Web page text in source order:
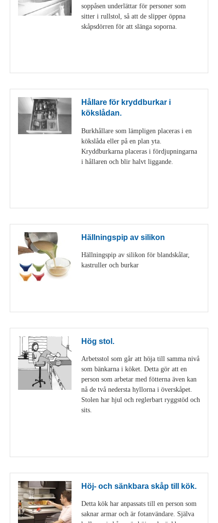
soppåsen underlättar för personer som
sitter i rullstol, så att de slipper öppna
skåpsdörren för att slänga soporna.
Hållare för kryddburkar i
kökslådan.
Burkhållare som lämpligen placeras i en
kökslåda eller på en plan yta.
Kryddburkarna placeras i fördjupningarna
i hållaren och blir halvt liggande.
Hällningspip av silikon
Hällningspip av silikon för blandskålar,
kastruller och burkar
Hög stol.
Arbetsstol som går att höja till samma nivå
som bänkarna i köket. Detta gör att en
person som arbetar med fötterna även kan
nå de två nedersta hyllorna i överskåpet.
Stolen har hjul och reglerbart ryggstöd och
sits.
Höj- och sänkbara skåp till kök.
Detta kök har anpassats till en person som
saknar armar och är fotanvändare. Själva